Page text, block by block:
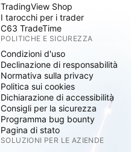
TradingView Shop
I tarocchi per i trader
C63 TradeTime
POLITICHE E SICUREZZA
Condizioni d'uso
Declinazione di responsabilità
Normativa sulla privacy
Politica sui cookies
Dichiarazione di accessibilità
Consigli per la sicurezza
Programma bug bounty
Pagina di stato
SOLUZIONI PER LE AZIENDE